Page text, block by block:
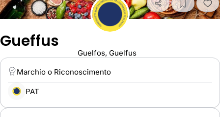
Gueffus
Guelfos, Guelfus
Marchio o Riconoscimento
PAT